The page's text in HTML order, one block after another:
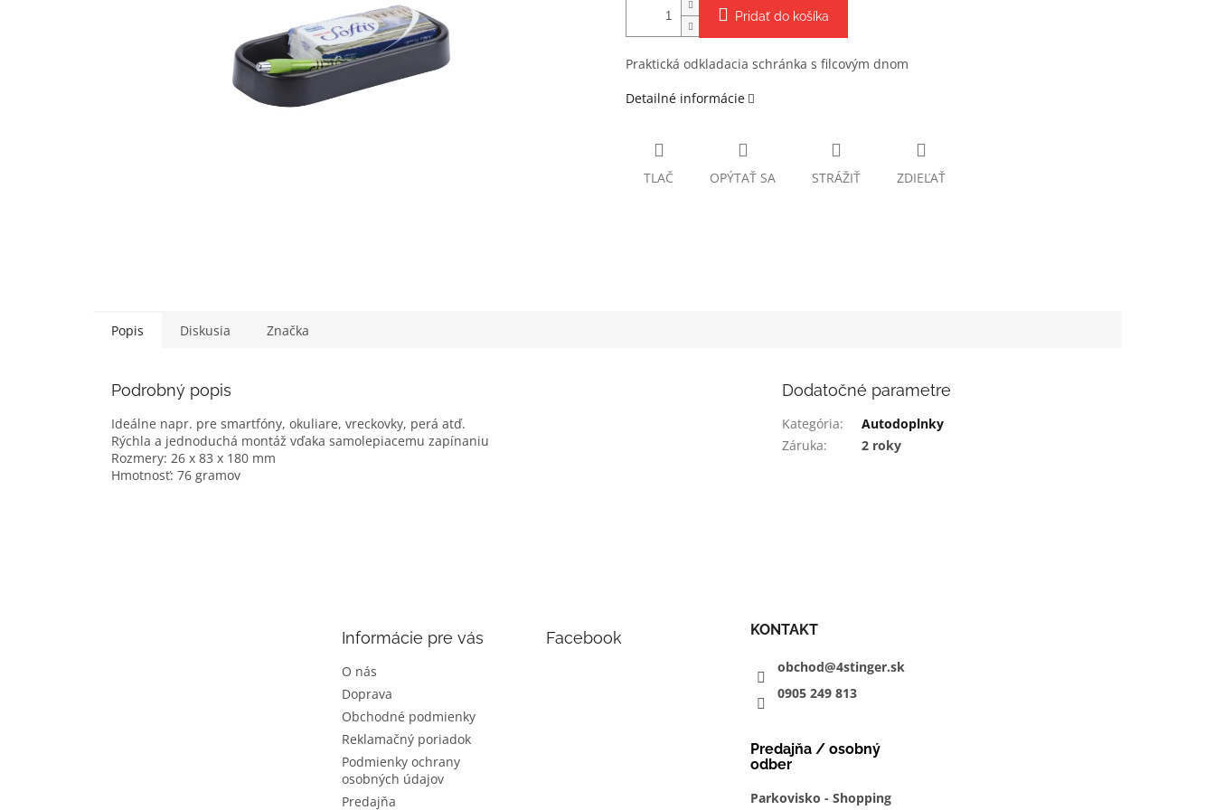
Pridať do košíka
Praktická odkladacia schránka s filcovým dnom
Detailné informácie
TLAČ OPÝTAŤ SA STRÁŽIŤ ZDIEĽAŤ
Popis Diskusia Značka
Podrobný popis
Ideálne napr. pre smartfóny, okuliare, vreckovky, perá atď.
Rýchla a jednoduchá montáž vďaka samolepiacemu zapínaniu
Rozmery: 26 x 83 x 180 mm
Hmotnosť: 76 gramov
Dodatočné parametre
Kategória:
Autodoplnky
Záruka: 2 roky
Informácie pre vás
O nás
Doprava
Obchodné podmienky
Reklamačný poriadok
Podmienky ochrany
osobných údajov
Predajňa
Facebook KONTAKT
obchod@4stinger.sk
0905 249 813
Predajňa / osobný
odber
Parkovisko - Shopping